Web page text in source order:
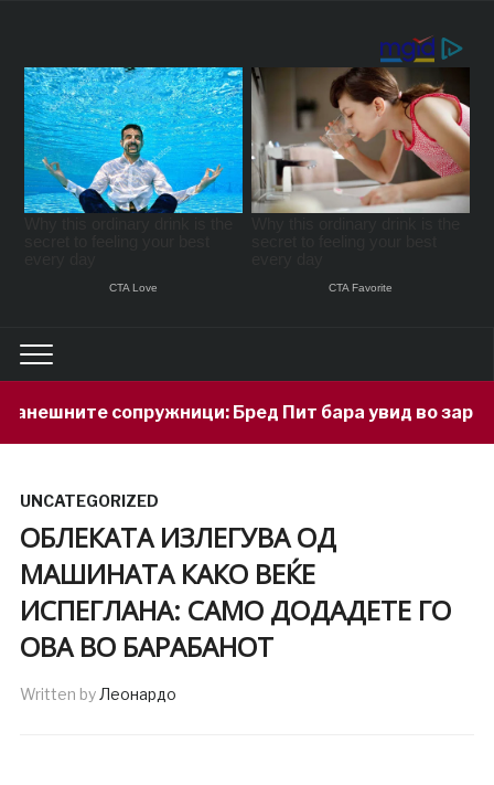
Бред Пит бара увид во заработката на
UNCATEGORIZED
ОБЛЕКАТА ИЗЛЕГУВА ОД
МАШИНАТА КАКО ВЕЌЕ
ИСПЕГЛАНА: САМО ДОДАДЕТЕ ГО
ОВА ВО БАРАБАНОТ
Written byЛеонардо